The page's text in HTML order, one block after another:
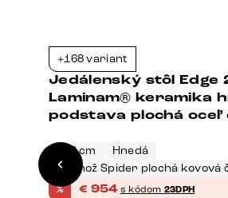
+168 variant
Jedálenský stôl Edge
Laminam® keramika
podstava plochá oceľ
200 cm
Hnedá
Podnož Spider plochá kovová
% € 954 s kódom 23DPH